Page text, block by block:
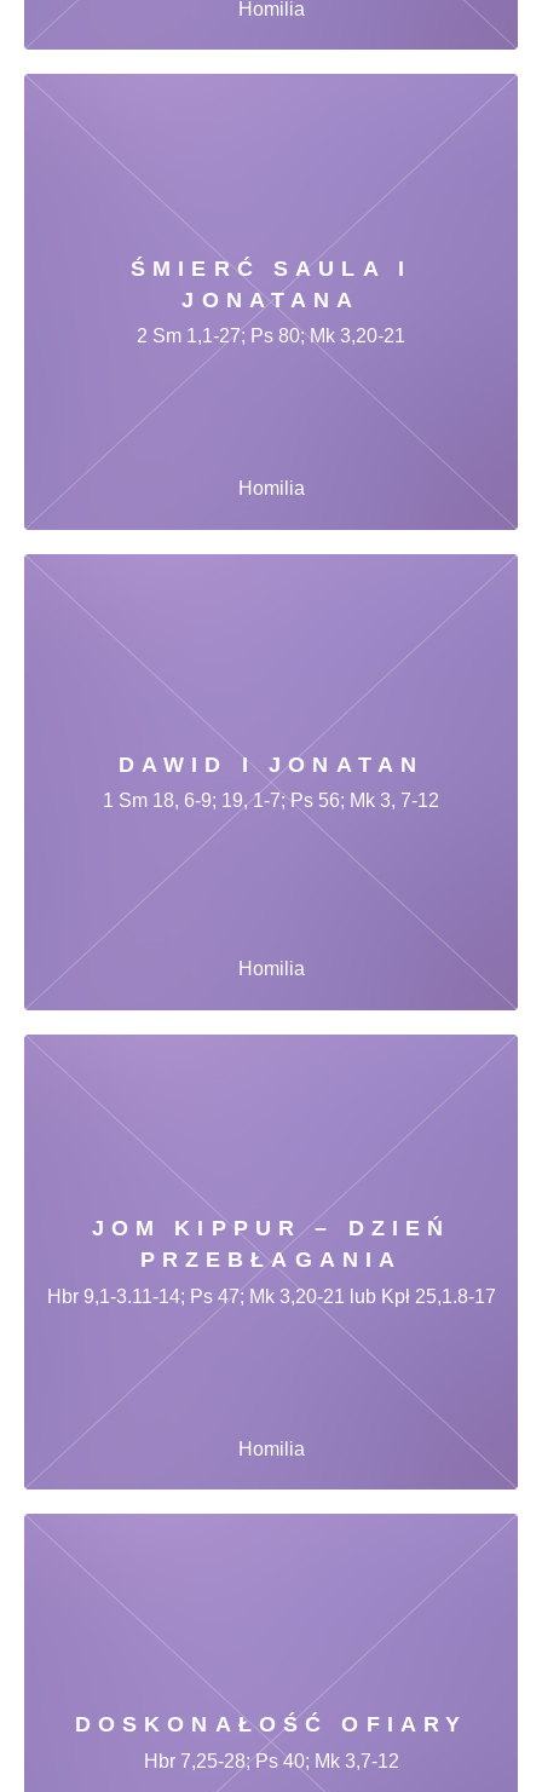
Homilia
ŚMIERĆ SAULA I
JONATANA
Homilia
2 Sm 1,1-27; Ps 80; Mk 3,20-21
DAWID I JONATAN
Homilia
1 Sm 18, 6-9; 19, 1-7; Ps 56; Mk 3, 7-12
JOM KIPPUR – DZIEŃ
PRZEBŁAGANIA
Homilia
Hbr 9,1-3.11-14; Ps 47; Mk 3,20-21 lub Kpł 25,1.8-17
DOSKONAŁOŚĆ OFIARY
Hbr 7,25-28; Ps 40; Mk 3,7-12